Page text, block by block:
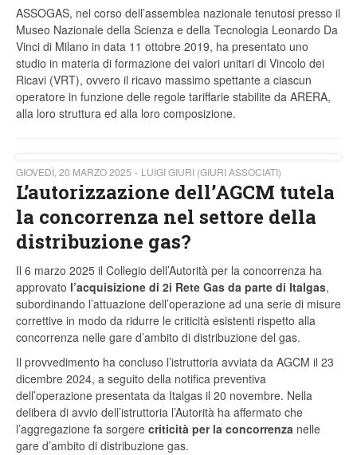
ASSOGAS, nel corso dell’assemblea nazionale tenutosi presso il
Museo Nazionale della Scienza e della Tecnologia Leonardo Da
Vinci di Milano in data 11 ottobre 2019, ha presentato uno
studio in materia di formazione dei valori unitari di Vincolo dei
Ricavi (VRT), ovvero il ricavo massimo spettante a ciascun
operatore in funzione delle regole tariffarie stabilite da ARERA,
alla loro struttura ed alla loro composizione.
GIOVEDÌ, 20 MARZO 2025 LUIGI GIURI (GIURI ASSOCIATI)
L’autorizzazione dell’AGCM tutela
la concorrenza nel settore della
distribuzione gas?
Il 6 marzo 2025 il Collegio dell’Autorità per la concorrenza ha
approvato l’acquisizione di 2i Rete Gas da parte di Italgas,
subordinando l’attuazione dell’operazione ad una serie di misure
correttive in modo da ridurre le criticità esistenti rispetto alla
concorrenza nelle gare d’ambito di distribuzione del gas.
Il provvedimento ha concluso l’istruttoria avviata da AGCM il 23
dicembre 2024, a seguito della notifica preventiva
dell’operazione presentata da Italgas il 20 novembre. Nella
delibera di avvio dell’istruttoria l’Autorità ha affermato che
l’aggregazione fa sorgere criticità per la concorrenza nelle
gare d’ambito di distribuzione gas.